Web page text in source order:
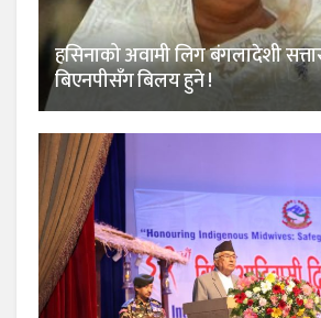
हसिनाको अवामी लिग बंगलादेशी
बिएनपीसँग बिलय हुने !